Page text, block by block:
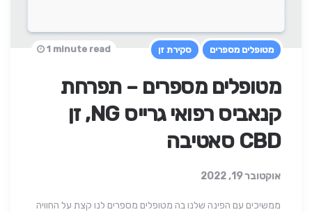
מטופלים מספרים סקירת זן
מטופלים מספרים – תפרחת
קנאביס רפואי גרייס NG, זן
CBD סאטיבה
אוקטובר 19, 2022
1 minute read
ממשיכים עם הפינה שלנו בה מטופלים מספרים לנו קצת על החוויה